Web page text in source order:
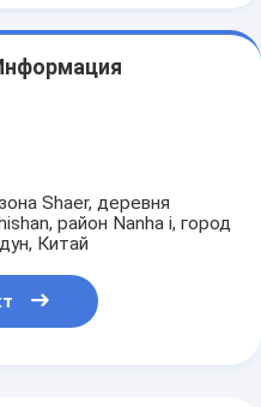
Shaer, деревня
район Nanha i, город
Китай